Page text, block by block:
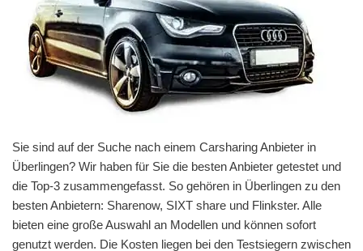
Sie sind auf der Suche nach einem Carsharing Anbieter in
Überlingen? Wir haben für Sie die besten Anbieter getestet und
die Top-3 zusammengefasst. So gehören in Überlingen zu den
besten Anbietern: Sharenow, SIXT share und Flinkster. Alle
bieten eine große Auswahl an Modellen und können sofort
genutzt werden. Die Kosten liegen bei den Testsiegern zwischen